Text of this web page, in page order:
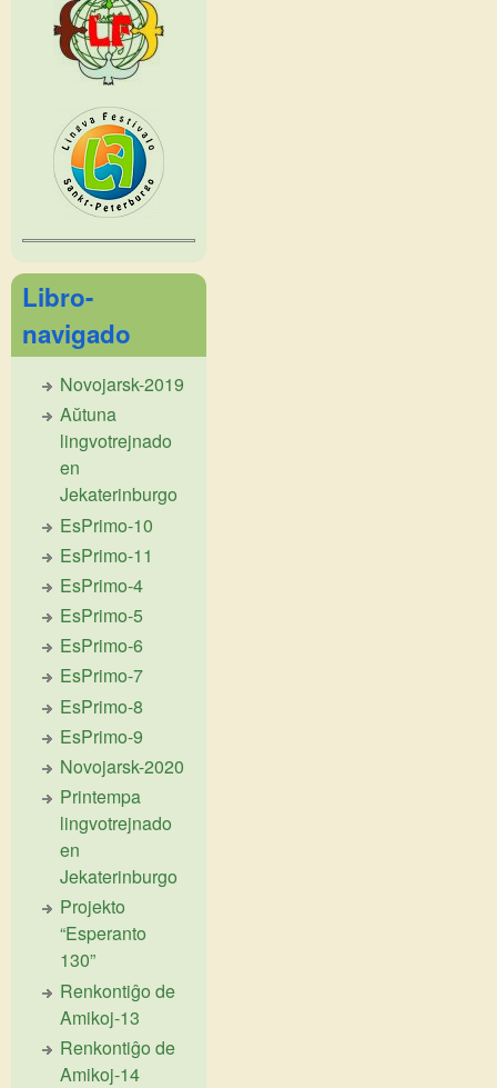
Libro-
navigado
Novojarsk-2019
Aŭtuna
lingvotrejnado
en
Jekaterinburgo
EsPrimo-10
EsPrimo-11
EsPrimo-4
EsPrimo-5
EsPrimo-6
EsPrimo-7
EsPrimo-8
EsPrimo-9
Novojarsk-2020
Printempa
lingvotrejnado
en
Jekaterinburgo
Projekto
“Esperanto
130”
Renkontiĝo de
Amikoj-13
Renkontiĝo de
Amikoj-14